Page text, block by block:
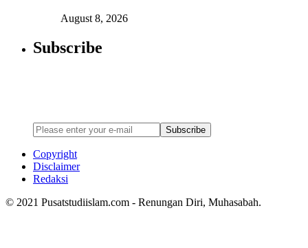
August 8, 2026
Subscribe
Subscribe
Copyright
Disclaimer
Redaksi
© 2021 Pusatstudiislam.com - Renungan Diri, Muhasabah.